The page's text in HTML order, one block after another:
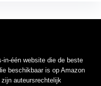
in-één website die de beste
beschikbaar is op Amazon
auteursrechtelijk